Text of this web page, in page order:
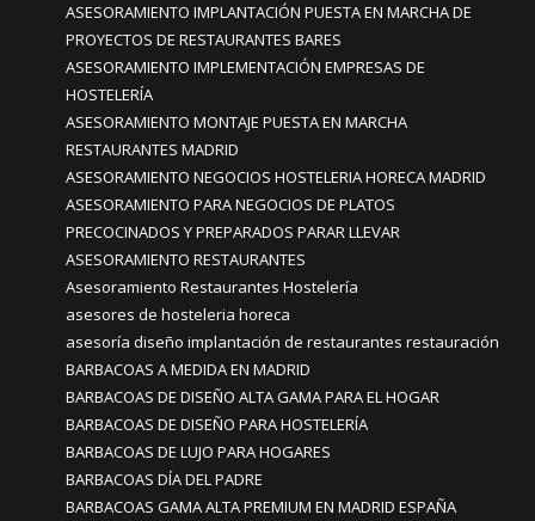
ASESORAMIENTO IMPLANTACIÓN PUESTA EN MARCHA DE
PROYECTOS DE RESTAURANTES BARES
ASESORAMIENTO IMPLEMENTACIÓN EMPRESAS DE
HOSTELERÍA
ASESORAMIENTO MONTAJE PUESTA EN MARCHA
RESTAURANTES MADRID
ASESORAMIENTO NEGOCIOS HOSTELERIA HORECA MADRID
ASESORAMIENTO PARA NEGOCIOS DE PLATOS
PRECOCINADOS Y PREPARADOS PARAR LLEVAR
ASESORAMIENTO RESTAURANTES
Asesoramiento Restaurantes Hostelería
asesores de hosteleria horeca
asesoría diseño implantación de restaurantes restauración
BARBACOAS A MEDIDA EN MADRID
BARBACOAS DE DISEÑO ALTA GAMA PARA EL HOGAR
BARBACOAS DE DISEÑO PARA HOSTELERÍA
BARBACOAS DE LUJO PARA HOGARES
BARBACOAS DÍA DEL PADRE
BARBACOAS GAMA ALTA PREMIUM EN MADRID ESPAÑA